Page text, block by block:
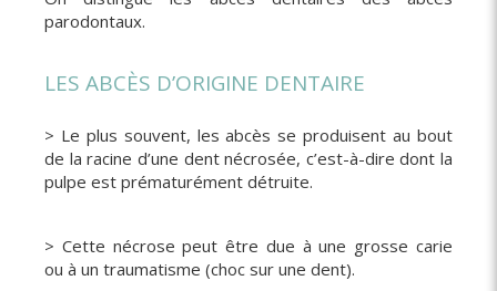
parodontaux.
LES ABCÈS D’ORIGINE DENTAIRE
> Le plus souvent, les abcès se produisent au bout
de la racine d’une dent nécrosée, c’est-à-dire dont la
pulpe est prématurément détruite.
> Cette nécrose peut être due à une grosse carie
ou à un traumatisme (choc sur une dent).